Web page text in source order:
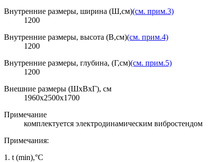
Внутренние размеры, ширина (Ш,см)(см. прим.3)
1200
Внутренние размеры, высота (В,см)(см. прим.4)
1200
Внутренние размеры, глубина, (Г,см)(см. прим.5)
1200
Внешние размеры (ШхВхГ), см
1960х2500х1700
Примечание
комплектуется электродинамическим вибростендом
Примечания:
1. t (min),°C